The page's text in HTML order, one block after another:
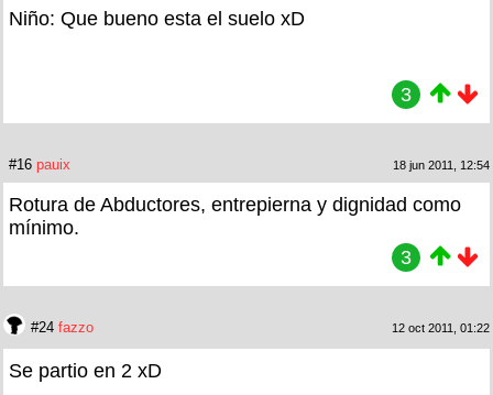
Niño: Que bueno esta el suelo xD
3
#16 pauix 18 jun 2011, 12:54
Rotura de Abductores, entrepierna y dignidad como
mínimo.
3
#24 fazzo 12 oct 2011, 01:22
Se partio en 2 xD